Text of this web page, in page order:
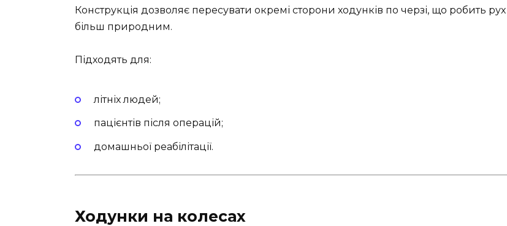
Конструкція дозволяє пересувати окремі сторони ходунків по черзі, що робить рух
більш природним.
Підходять для:
літніх людей;
пацієнтів після операцій;
домашньої реабілітації.
Ходунки на колесах